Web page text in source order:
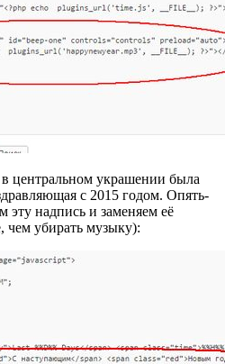
центральном украшении была
с 2015 годом. Опять-
эту надпись и заменяем её
чем убирать музыку):